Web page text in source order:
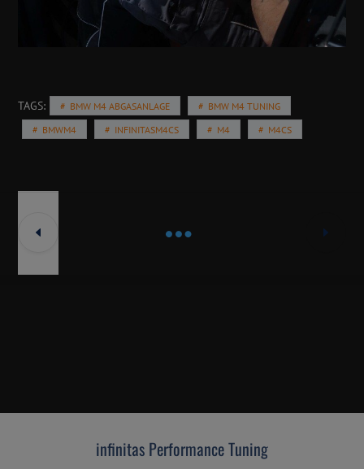
TAGS: BMW M4 ABGASANLAGE
BMW M4 TUNING
BMWM4
INFINITASM4CS M4 M4CS
infinitas Performance Tuning